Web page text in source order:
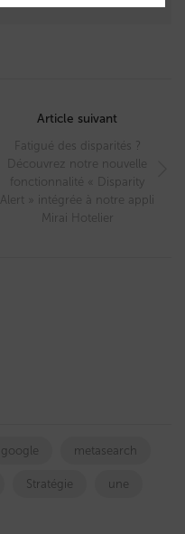
Article suivant
Fatigué des disparités ?
Découvrez notre nouvelle
fonctionnalité « Disparity
Alert » intégrée à notre appli
Mirai Hotelier
google metasearch
Stratégie une